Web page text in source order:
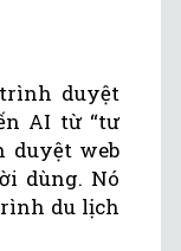
duyệt
AI từ “tư
duyệt web
dùng. Nó
du lịch